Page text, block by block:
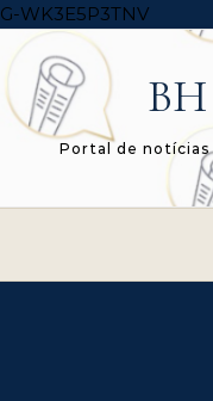
G-WK3E5P3TNVSkip to
Portal de notícias